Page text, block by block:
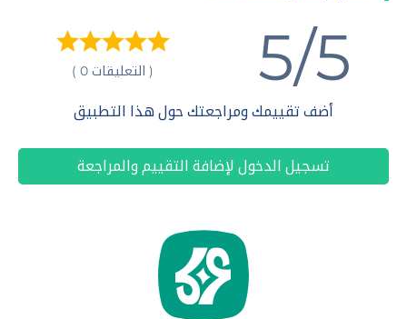
5/5 ( التعليقات 0 )
أضف تقييمك ومراجعتك حول هذا التطبيق
تسجيل الدخول لإضافة التقييم والمراجعة